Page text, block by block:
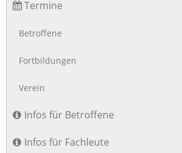
Termine
Betroffene
Fortbildungen
Verein
Infos für Betroffene
Infos für Fachleute